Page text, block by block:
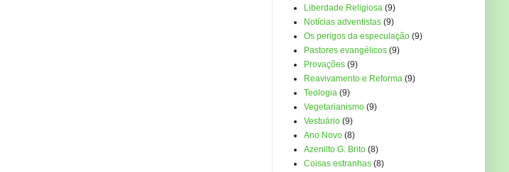
Liberdade Religiosa (9)
Notícias adventistas (9)
Os perigos da especulação (9)
Pastores evangélicos (9)
Provações (9)
Reavivamento e Reforma (9)
Teologia (9)
Vegetarianismo (9)
Vestuário (9)
Ano Novo (8)
Azenilto G. Brito (8)
Coisas estranhas (8)